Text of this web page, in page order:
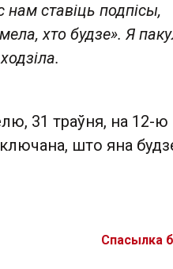
ставіць подпісы,
хто будзе». Я
31 траўня, на 12-ю
што яна
Спасылка